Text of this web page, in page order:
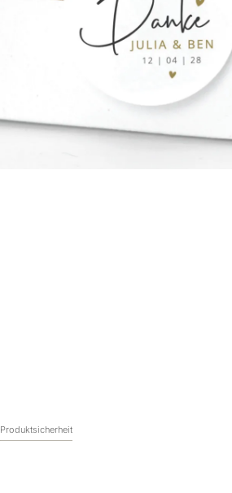
Produktsicherheit